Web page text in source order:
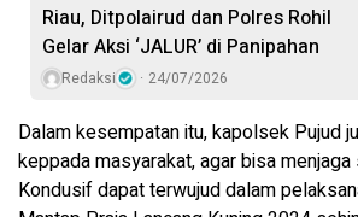
Riau, Ditpolairud dan Polres Rohil
Gelar Aksi ‘JALUR’ di Panipahan
Redaksi 24/07/2026
Dalam kesempatan itu, kapolsek Pujud
keppada masyarakat, agar bisa
Kondusif dapat terwujud dalam